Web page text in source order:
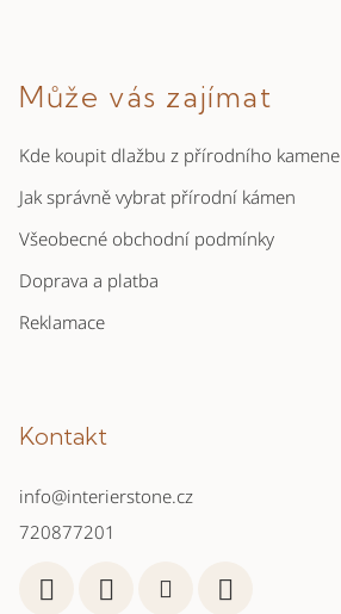
Může vás zajímat
Kde koupit dlažbu z přírodního kamene
Jak správně vybrat přírodní kámen
Všeobecné obchodní podmínky
Doprava a platba
Reklamace
Kontakt
info@interierstone.cz
720877201